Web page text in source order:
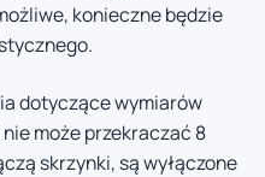
konieczne będzie
dotyczące wymiarów
może przekraczać 8
skrzynki, są wyłączone